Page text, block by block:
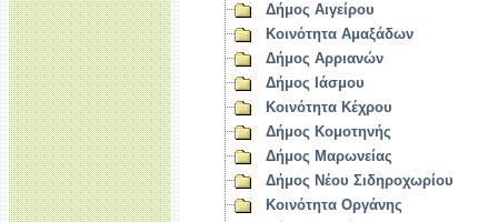
Δήμος Αιγείρου
Κοινότητα Αμαξάδων
Δήμος Αρριανών
Δήμος Ιάσμου
Κοινότητα Κέχρου
Δήμος Κομοτηνής
Δήμος Μαρωνείας
Δήμος Νέου Σιδηροχωρίου
Κοινότητα Οργάνης